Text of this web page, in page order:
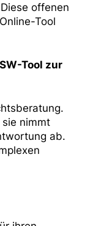
offenen
Tool
Tool zur
nimmt
ab.